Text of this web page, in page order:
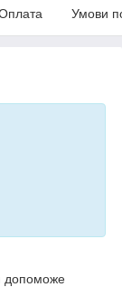
Умови
допоможе